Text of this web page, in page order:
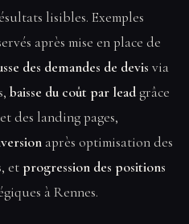
lisibles. Exemples
après mise en place de
des demandes de devis via
baisse du coût par leadgrâce
des landing pages,
après optimisation des
etprogression des positions
à Rennes.